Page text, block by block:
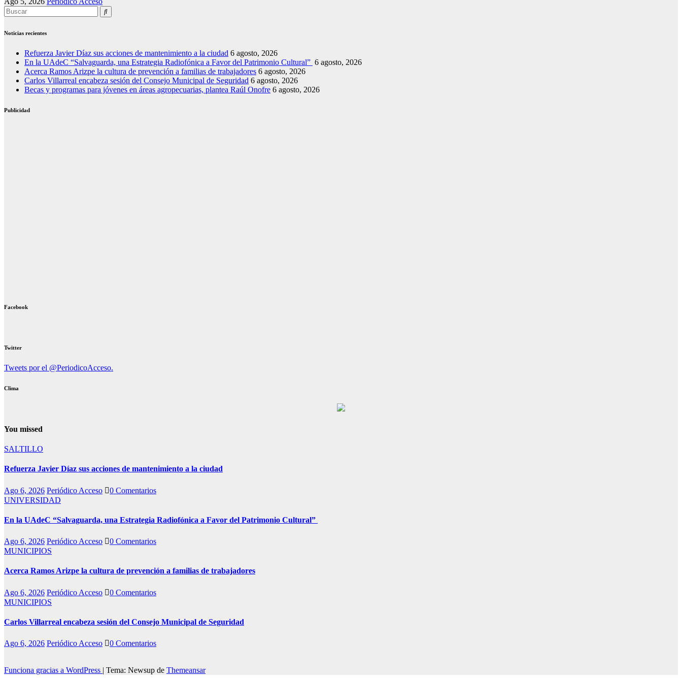
Noticias recientes
Refuerza Javier Díaz sus acciones de mantenimiento a la ciudad 6 agosto, 2026
En la UAdeC “Salvaguarda, una Estrategia Radiofónica a Favor del Patrimonio Cultural” 6 agosto, 2026
Acerca Ramos Arizpe la cultura de prevención a familias de trabajadores 6 agosto, 2026
Carlos Villarreal encabeza sesión del Consejo Municipal de Seguridad 6 agosto, 2026
Becas y programas para jóvenes en áreas agropecuarias, plantea Raúl Onofre 6 agosto, 2026
Publicidad
Facebook
Twitter
Tweets por el @PeriodicoAcceso.
Clima
You missed
SALTILLO
Refuerza Javier Díaz sus acciones de mantenimiento a la ciudad
Ago 6, 2026 Periódico Acceso
0 Comentarios
UNIVERSIDAD
En la UAdeC “Salvaguarda, una Estrategia Radiofónica a Favor del Patrimonio Cultural”
Ago 6, 2026 Periódico Acceso
0 Comentarios
MUNICIPIOS
Acerca Ramos Arizpe la cultura de prevención a familias de trabajadores
Ago 6, 2026 Periódico Acceso
0 Comentarios
MUNICIPIOS
Carlos Villarreal encabeza sesión del Consejo Municipal de Seguridad
Ago 6, 2026 Periódico Acceso 0 Comentarios
Funciona gracias a WordPress | Tema: Newsup de Themeansar